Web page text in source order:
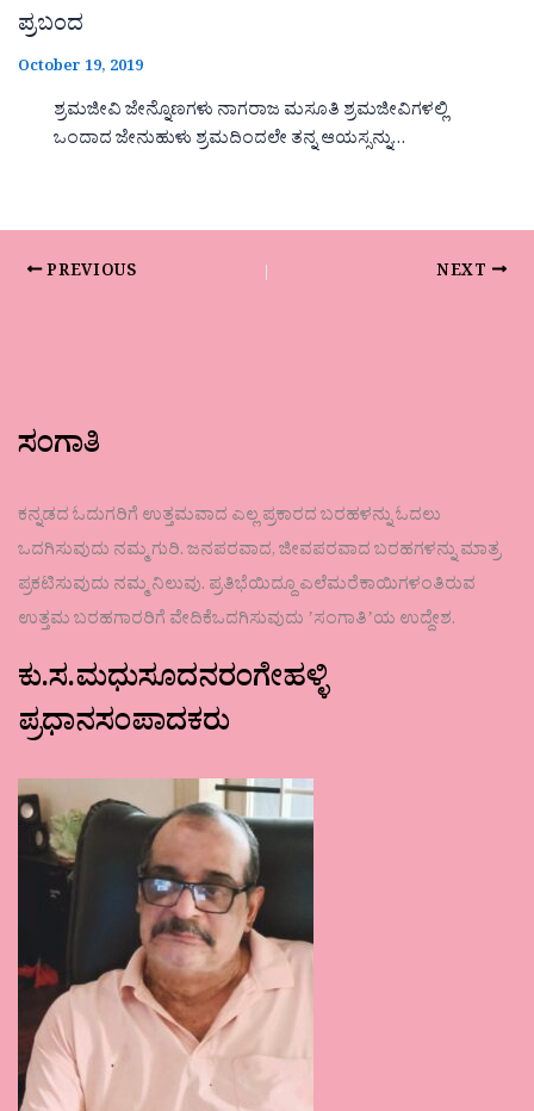
ಪ್ರಬಂದ
October 19, 2019
ಶ್ರಮಜೀವಿ ಜೇನ್ನೊಣಗಳು ನಾಗರಾಜ ಮಸೂತಿ ಶ್ರಮಜೀವಿಗಳಲ್ಲಿ
ಒಂದಾದ ಜೇನುಹುಳು ಶ್ರಮದಿಂದಲೇ ತನ್ನ ಆಯಸ್ಸನ್ನು…
PREVIOUS NEXT
ಸಂಗಾತಿ
ಕನ್ನಡದ ಓದುಗರಿಗೆ ಉತ್ತಮವಾದ ಎಲ್ಲ ಪ್ರಕಾರದ ಬರಹಳನ್ನು ಓದಲು
ಒದಗಿಸುವುದು ನಮ್ಮ ಗುರಿ. ಜನಪರವಾದ, ಜೀವಪರವಾದ ಬರಹಗಳನ್ನು ಮಾತ್ರ
ಪ್ರಕಟಿಸುವುದು ನಮ್ಮ ನಿಲುವು. ಪ್ರತಿಭೆಯಿದ್ದೂ ಎಲೆಮರೆಕಾಯಿಗಳಂತಿರುವ
ಉತ್ತಮ ಬರಹಗಾರರಿಗೆ ವೇದಿಕೆಒದಗಿಸುವುದು ʼಸಂಗಾತಿʼಯ ಉದ್ದೇಶ.
ಕು.ಸ.ಮಧುಸೂದನರಂಗೇಹಳ್ಳಿ
ಪ್ರಧಾನಸಂಪಾದಕರು